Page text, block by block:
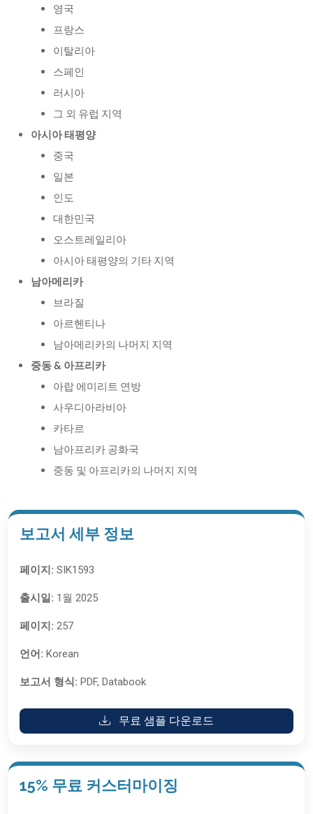
영국
프랑스
이탈리아
스페인
러시아
그 외 유럽 지역
아시아 태평양
중국
일본
인도
대한민국
오스트레일리아
아시아 태평양의 기타 지역
남아메리카
브라질
아르헨티나
남아메리카의 나머지 지역
중동 & 아프리카
아랍 에미리트 연방
사우디아라비아
카타르
남아프리카 공화국
중동 및 아프리카의 나머지 지역
보고서 세부 정보
페이지: SIK1593
출시일: 1월 2025
페이지: 257
언어: Korean
보고서 형식: PDF, Databook
무료 샘플 다운로드
15% 무료 커스터마이징